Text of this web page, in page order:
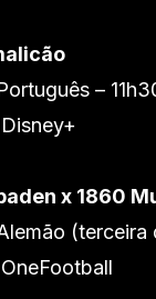
–
x 1860
(terceira